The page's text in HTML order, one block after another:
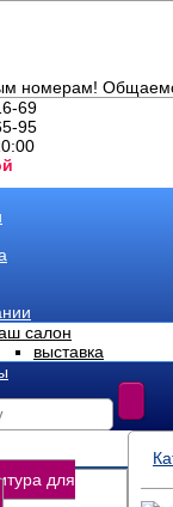
номерам!
69
95
салон
выставка
для